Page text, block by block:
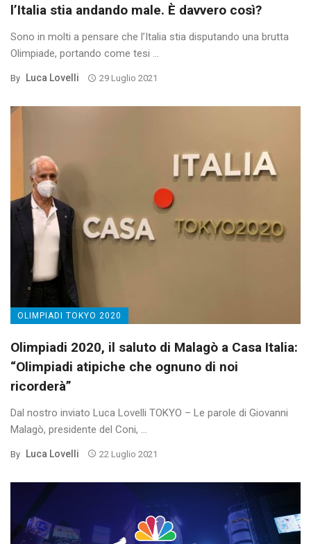
l’Italia stia andando male. È davvero così?
Sono in molti a pensare che l’Italia stia disputando una brutta
Olimpiade, portando come tesi ...
By Luca Lovelli 29 Luglio 2021
OLIMPIADI TOKYO 2020
Olimpiadi 2020, il saluto di Malagò a Casa Italia:
“Olimpiadi atipiche che ognuno di noi
ricorderà”
Dal nostro inviato Luca Lovelli TOKYO – Le parole di Giovanni
Malagò, presidente del Coni, ...
By Luca Lovelli 22 Luglio 2021